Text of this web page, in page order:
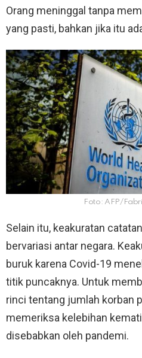
Orang meninggal tanpa
yang pasti, bahkan jika itu
Foto: AFP/
Selain itu, keakuratan
bervariasi antar negara.
buruk karena Covid-19
titik puncaknya. Untuk
rinci tentang jumlah korban
memeriksa kelebihan
disebabkan oleh pandemi.